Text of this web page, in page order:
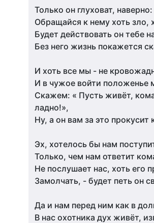
Только он глуховат, наверно:
Обращайся к нему хоть зло,
Будет действовать он тебе
Без него жизнь покажется
И хоть все мы - не
И в чужое войти положенье
Скажем: « Пусть живёт,
ладно!»,
Ну, а он вам за это прокусит
Эх, хотелось бы нам
Только, чем нам ответит
Не послушает нас, хоть его
Замолчать, - будет петь он
Да и нам перед ним как в
В нас охотника дух живёт,